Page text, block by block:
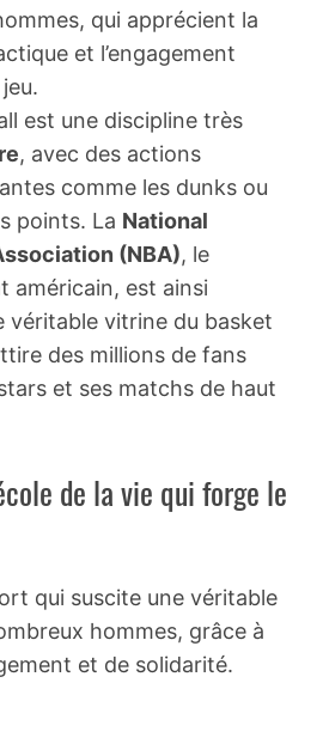
qui apprécient la
et l’engagement
est une discipline très
, avec des actions
comme les dunks ou
points. La National
(NBA), le
américain, est ainsi
véritable vitrine du basket
des millions de fans
et ses matchs de haut
de la vie qui forge le
qui suscite une véritable
hommes, grâce à
et de solidarité.